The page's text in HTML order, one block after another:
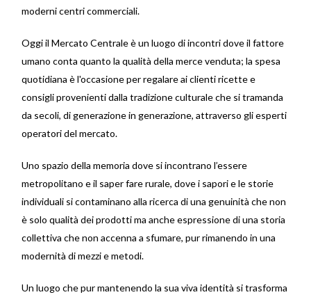
moderni centri commerciali.
Oggi il Mercato Centrale è un luogo di incontri dove il fattore
umano conta quanto la qualità della merce venduta; la spesa
quotidiana è l'occasione per regalare ai clienti ricette e
consigli provenienti dalla tradizione culturale che si tramanda
da secoli, di generazione in generazione, attraverso gli esperti
operatori del mercato.
Uno spazio della memoria dove si incontrano l’essere
metropolitano e il saper fare rurale, dove i sapori e le storie
individuali si contaminano alla ricerca di una genuinità che non
è solo qualità dei prodotti ma anche espressione di una storia
collettiva che non accenna a sfumare, pur rimanendo in una
modernità di mezzi e metodi.
Un luogo che pur mantenendo la sua viva identità si trasforma